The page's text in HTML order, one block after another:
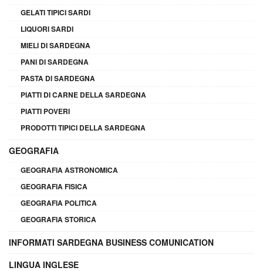
GELATI TIPICI SARDI
LIQUORI SARDI
MIELI DI SARDEGNA
PANI DI SARDEGNA
PASTA DI SARDEGNA
PIATTI DI CARNE DELLA SARDEGNA
PIATTI POVERI
PRODOTTI TIPICI DELLA SARDEGNA
GEOGRAFIA
GEOGRAFIA ASTRONOMICA
GEOGRAFIA FISICA
GEOGRAFIA POLITICA
GEOGRAFIA STORICA
INFORMATI SARDEGNA BUSINESS COMUNICATION
LINGUA INGLESE